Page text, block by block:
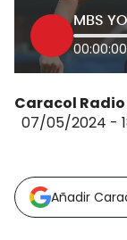
MBS
00:00:00
Caracol Radio
07/05/2024 -
Añadir